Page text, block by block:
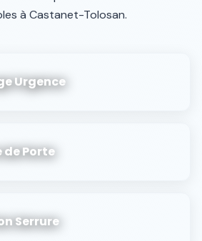
à Castanet-Tolosan.
Urgence
de Porte
Serrure